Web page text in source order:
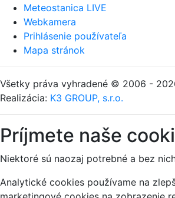
Meteostanica LIVE
Webkamera
Prihlásenie používateľa
Mapa stránok
Všetky práva vyhradené © 2006 -
Realizácia: K3 GROUP, s.r.o.
Príjmete naše
Niektoré sú naozaj potrebné a bez
Analytické cookies používame na